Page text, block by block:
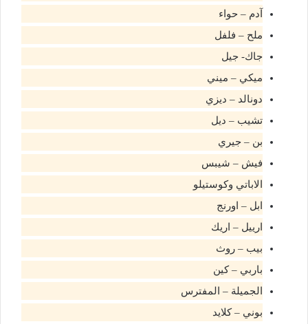
آدم – حواء
ملح – فلفل
جاك- جيل
ميكي – ميني
دونالد – ديزي
تشيب – ديل
بن – جيري
فيش – شيبس
الاباتي وكوستيلو
ابل – اورنج
ارييل – اريك
بيب – روث
باربي – كين
الجميلة – المفترس
بوني – كلايد